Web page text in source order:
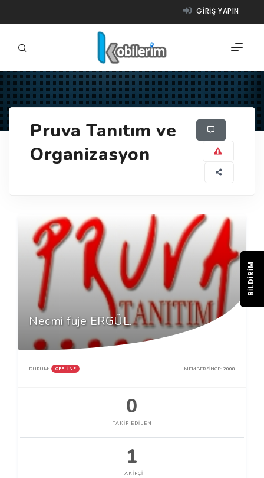
GIRIŞ YAPIN
ÜRÜNLER
NASIL ÇALIŞIR?
Pruva Tanıtım ve
Organizasyon
Necmi fuje ERGÜL.
DURUM: OFFLINE MEMBER SINCE: 2008
0
TAKIP EDILEN
1
TAKIPÇI
BILDIRIM